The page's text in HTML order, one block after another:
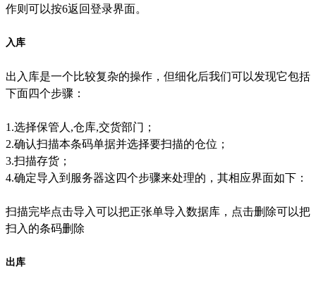
作则可以按6返回登录界面。
入库
出入库是一个比较复杂的操作，但细化后我们可以发现它包括
下面四个步骤：
1.选择保管人,仓库,交货部门；
2.确认扫描本条码单据并选择要扫描的仓位；
3.扫描存货；
4.确定导入到服务器这四个步骤来处理的，其相应界面如下：
扫描完毕点击导入可以把正张单导入数据库，点击删除可以把
扫入的条码删除
出库